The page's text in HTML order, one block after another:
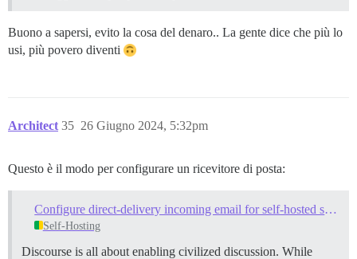
Buono a sapersi, evito la cosa del denaro.. La gente dice che più lo
usi, più povero diventi
Architect 26 Giugno 2024, 5:32pm
35
Questo è il modo per configurare un ricevitore di posta:
Configure direct-delivery incoming email for self-hosted sites with Mail-Receiver
Self-Hosting
Discourse is all about enabling civilized discussion. While